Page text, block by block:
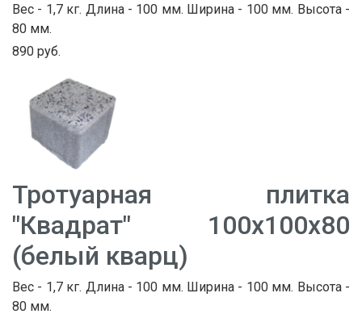
Вес - 1,7 кг. Длина - 100 мм. Ширина - 100 мм. Высота -
80 мм.
890 руб.
Тротуарная плитка
"Квадрат" 100х100х80
(белый кварц)
Вес - 1,7 кг. Длина - 100 мм. Ширина - 100 мм. Высота -
80 мм.